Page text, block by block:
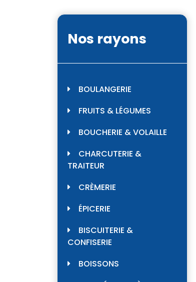
Nos rayons
BOULANGERIE
FRUITS & LÉGUMES
BOUCHERIE & VOLAILLE
CHARCUTERIE &
TRAITEUR
CRÈMERIE
ÉPICERIE
BISCUITERIE &
CONFISERIE
BOISSONS